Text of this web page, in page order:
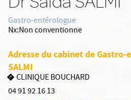
Gastro-entérologue
Nx:Non conventionne
Adresse du cabinet de
SALMI
CLINIQUE BOUCHARD
04 91 92 16 13